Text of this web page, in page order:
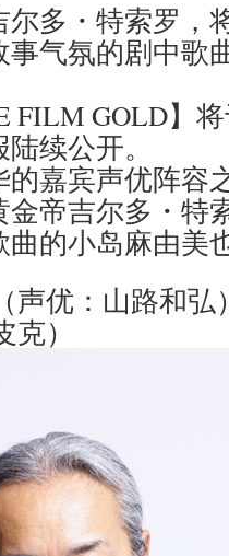
多・特索罗，
气氛的剧中歌
FILM GOLD】
续公开。
嘉宾声优阵容
帝吉尔多・特
曲的小岛麻由美
声优：山路和
）